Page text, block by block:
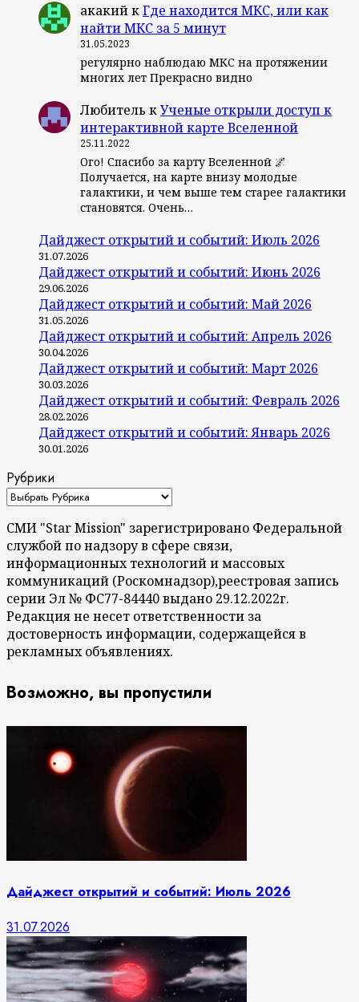
акакийкГде находится МКС, или как
найти МКС за 5 минут
31.05.2023
регулярно наблюдаю МКС на протяжении
многих лет Прекрасно видно
Любитель кУченые открыли доступ к
интерактивной карте Вселенной
25.11.2022
Ого! Спасибо за карту Вселенной 🌌
Получается, на карте внизу молодые
галактики, и чем выше тем старее галактики
становятся. Очень…
Дайджест открытий и событий: Июль 2026
31.07.2026
Дайджест открытий и событий: Июнь 2026
29.06.2026
Дайджест открытий и событий: Май 2026
31.05.2026
Дайджест открытий и событий: Апрель 2026
30.04.2026
Дайджест открытий и событий: Март 2026
30.03.2026
Дайджест открытий и событий: Февраль 2026
28.02.2026
Дайджест открытий и событий: Январь 2026
30.01.2026
Рубрики
СМИ "Star Mission" зарегистрировано Федеральной
службой по надзору в сфере связи,
информационных технологий и массовых
коммуникаций (Роскомнадзор),реестровая запись
серии Эл № ФС77-84440 выдано 29.12.2022г.
Редакция не несет ответственности за
достоверность информации, содержащейся в
рекламных объявлениях.
Возможно, вы пропустили
Дайджест открытий и событий: Июль 2026
31.07.2026